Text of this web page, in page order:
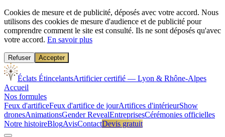
Cookies de mesure et de publicité, déposés avec votre accord. Nous
utilisons des cookies de mesure d'audience et de publicité pour
comprendre comment le site est consulté. Ils ne sont déposés qu'avec
votre accord. En savoir plus
Refuser Accepter
Éclats ÉtincelantsArtificier certifié — Lyon & Rhône-Alpes
Accueil
Nos formules
Feux d'artificeFeux d'artifice de jourArtifices d'intérieurShow
dronesAnimationsGender RevealEntreprisesCérémonies officielles
Notre histoireBlogAvisContactDevis gratuit